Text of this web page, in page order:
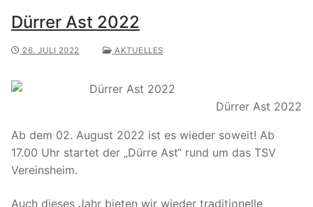
Dürrer Ast 2022
26. JULI 2022 AKTUELLES
Dürrer Ast 2022
Ab dem 02. August 2022 ist es wieder soweit! Ab
17.00 Uhr startet der „Dürre Ast“ rund um das TSV
Vereinsheim.
Auch dieses Jahr bieten wir wieder traditionelle